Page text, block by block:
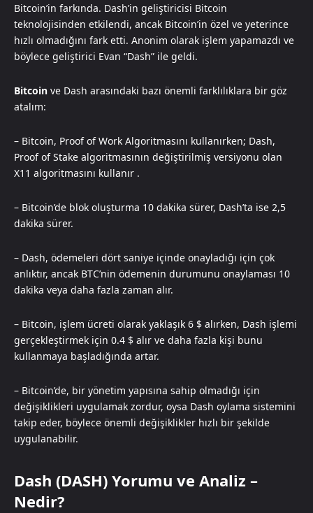
Bitcoin’in farkında. Dash’in geliştiricisi Bitcoin
teknolojisinden etkilendi, ancak Bitcoin’in özel ve yeterince
hızlı olmadığını fark etti. Anonim olarak işlem yapamazdı ve
böylece geliştirici Evan “Dash” ile geldi.
Bitcoin ve Dash arasındaki bazı önemli farklılıklara bir göz
atalım:
– Bitcoin, Proof of Work Algoritmasını kullanırken; Dash,
Proof of Stake algoritmasının değiştirilmiş versiyonu olan
X11 algoritmasını kullanır .
– Bitcoin’de blok oluşturma 10 dakika sürer, Dash’ta ise 2,5
dakika sürer.
– Dash, ödemeleri dört saniye içinde onayladığı için çok
anlıktır, ancak BTC’nin ödemenin durumunu onaylaması 10
dakika veya daha fazla zaman alır.
– Bitcoin, işlem ücreti olarak yaklaşık 6 $ alırken, Dash işlemi
gerçekleştirmek için 0.4 $ alır ve daha fazla kişi bunu
kullanmaya başladığında artar.
– Bitcoin’de, bir yönetim yapısına sahip olmadığı için
değişiklikleri uygulamak zordur, oysa Dash oylama sistemini
takip eder, böylece önemli değişiklikler hızlı bir şekilde
uygulanabilir.
Dash (DASH) Yorumu ve Analiz –
Nedir?